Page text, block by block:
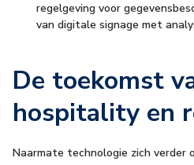
regelgeving voor
van digitale signage met
De toekomst
hospitality en
Naarmate technologie zich